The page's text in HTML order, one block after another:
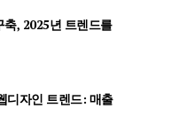
축, 2025년 트렌드를
디자인 트렌드: 매출